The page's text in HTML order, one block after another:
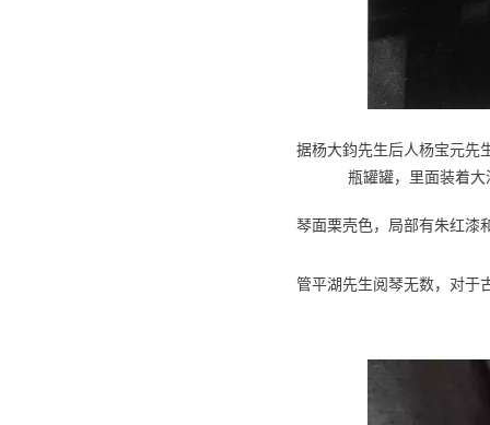
据杨大鈞先生后人杨宝元先
瓶罐罐，里面装着
琴面栗壳色，局部有朱红漆
管平湖先生阅琴无数，对于